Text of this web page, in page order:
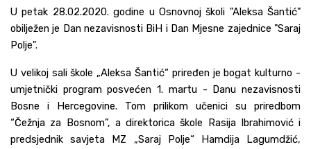
U petak 28.02.2020. godine u Osnovnoj školi "Aleksa Šantić"
obilježen je Dan nezavisnosti BiH i Dan Mjesne zajednice "Saraj
Polje".
U velikoj sali škole „Aleksa Šantić“ priređen je bogat kulturno -
umjetnički program posvećen 1. martu - Danu nezavisnosti
Bosne i Hercegovine. Tom prilikom učenici su priredbom
“Čežnja za Bosnom”, a direktorica škole Rasija Ibrahimović i
predsjednik savjeta MZ „Saraj Polje“ Hamdija Lagumdžić,